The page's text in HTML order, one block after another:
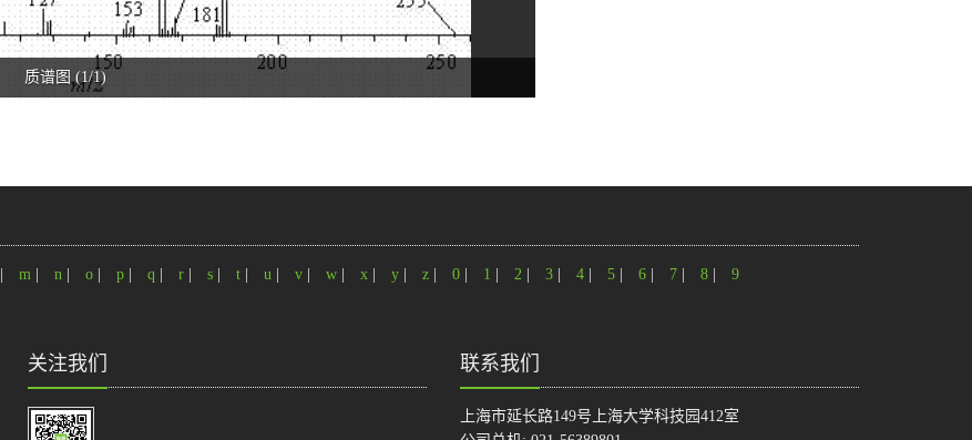
质谱图 (1/1)
| m | n | o | p | q | r | s | t | u | v | w | x | y | z | 0 | 1 | 2 | 3 | 4 | 5 | 6 | 7 | 8 | 9
关注我们 联系我们
上海市延长路149号上海大学科技园412室